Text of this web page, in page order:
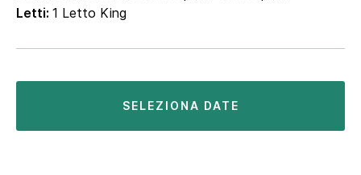
Letti: 1 Letto King
SELEZIONA DATE